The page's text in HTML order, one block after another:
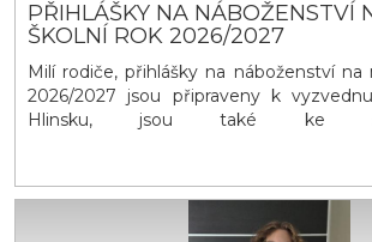
PŘIHLÁŠKY NA NÁBOŽENSTVÍ
ŠKOLNÍ ROK 2026/2027
Milí rodiče, přihlášky na náboženství na
2026/2027 jsou připraveny k
Hlinsku, jsou také ke
prosíme, na faru v Hlinsku do 14.
odevzdaných přihlášek budou
rozvrh výuky náboženství. Výuky